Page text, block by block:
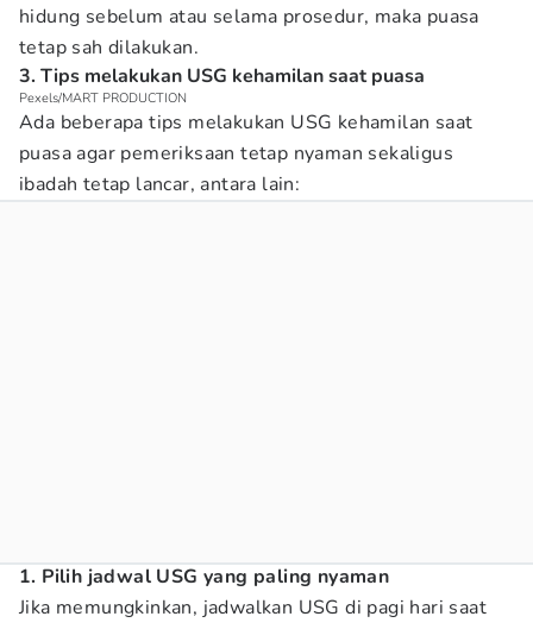
hidung sebelum atau selama prosedur, maka puasa
tetap sah dilakukan.
3. Tips melakukan USG kehamilan saat puasa
Pexels/MART PRODUCTION
Ada beberapa tips melakukan USG kehamilan saat
puasa agar pemeriksaan tetap nyaman sekaligus
ibadah tetap lancar, antara lain:
1. Pilih jadwal USG yang paling nyaman
Jika memungkinkan, jadwalkan USG di pagi hari saat